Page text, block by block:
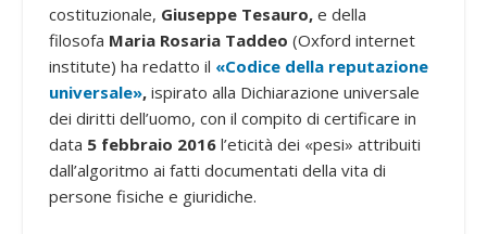
costituzionale, Giuseppe Tesauro, e della
filosofa Maria Rosaria Taddeo (Oxford internet
institute) ha redatto il «Codice della reputazione
universale», ispirato alla Dichiarazione universale
dei diritti dell’uomo, con il compito di certificare in
data 5 febbraio 2016 l’eticità dei «pesi» attribuiti
dall’algoritmo ai fatti documentati della vita di
persone fisiche e giuridiche.